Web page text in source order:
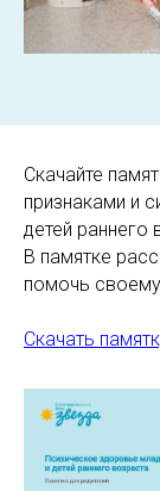
Скачайте
признаками и
детей раннего
В памятке
помочь
Скачать